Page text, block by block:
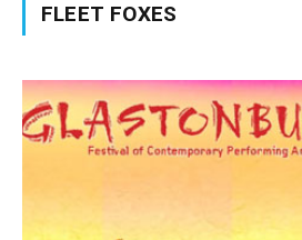
FLEET FOXES